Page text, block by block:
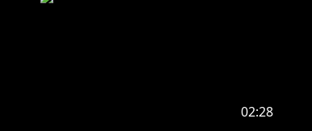
02:28